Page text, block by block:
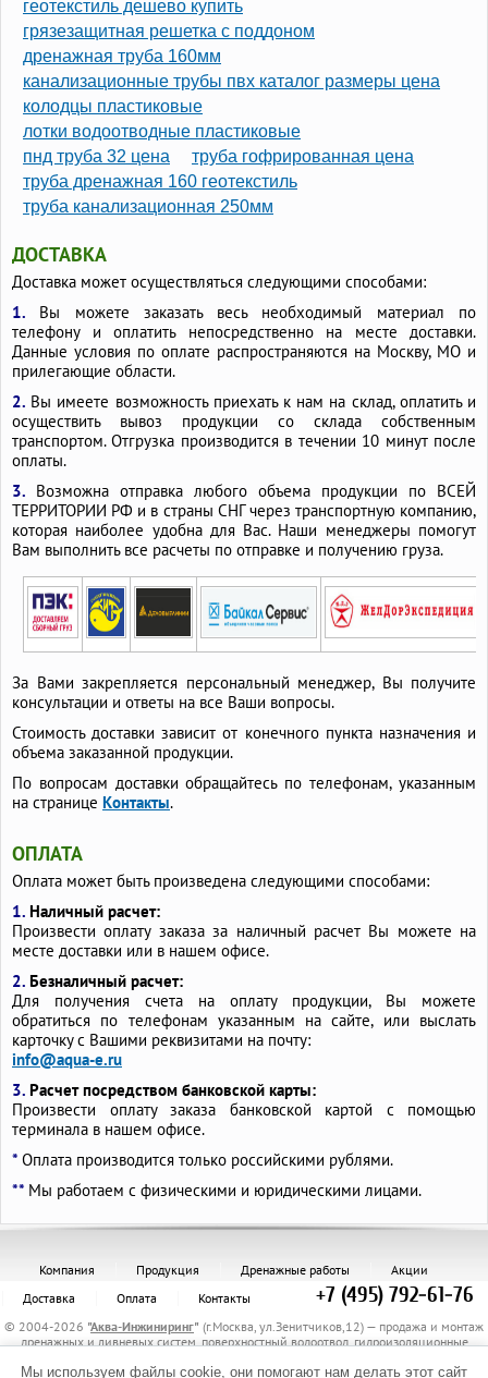
Пластиковые трубы для газа в частном доме
ПВХ трубы для газа
Гибкие газовые трубы
Газопроводные трубы
Газовые трубы желтые
геотекстиль дешево купить
грязезащитная решетка с поддоном
дренажная труба 160мм
канализационные трубы пвх каталог размеры цена
колодцы пластиковые
лотки водоотводные пластиковые
пнд труба 32 цена
труба гофрированная цена
труба дренажная 160 геотекстиль
труба канализационная 250мм
ДОСТАВКА
Доставка может осуществляться следующими способами:
1. Вы можете заказать весь необходимый материал по
телефону и оплатить непосредственно на месте доставки.
Данные условия по оплате распространяются на Москву, МО и
прилегающие области.
2. Вы имеете возможность приехать к нам на склад, оплатить и
осуществить вывоз продукции со склада собственным
транспортом. Отгрузка производится в течении 10 минут после
оплаты.
3. Возможна отправка любого объема продукции по ВСЕЙ
ТЕРРИТОРИИ РФ и в страны СНГ через транспортную компанию,
которая наиболее удобна для Вас. Наши менеджеры помогут
Вам выполнить все расчеты по отправке и получению груза.
За Вами закрепляется персональный менеджер, Вы получите
консультации и ответы на все Ваши вопросы.
Стоимость доставки зависит от конечного пункта назначения и
объема заказанной продукции.
По вопросам доставки обращайтесь по телефонам, указанным
на странице Контакты.
ОПЛАТА
Оплата может быть произведена следующими способами:
1. Наличный расчет:
Произвести оплату заказа за наличный расчет Вы можете на
месте доставки или в нашем офисе.
2. Безналичный расчет:
Для получения счета на оплату продукции, Вы можете
обратиться по телефонам указанным на сайте, или выслать
карточку с Вашими реквизитами на почту:
info@aqua-e.ru
3. Расчет посредством банковской карты:
Произвести оплату заказа банковской картой с помощью
терминала в нашем офисе.
* Оплата производится только российскими рублями.
** Мы работаем с физическими и юридическими лицами.
Компания Продукция Дренажные работы
Акции
Доставка
Оплата Контакты +7 (495) 792-61-76
© 2004-2026 "Аква-Инжиниринг" (г.Москва, ул.Зенитчиков,12) — продажа и монтаж
дренажных и ливневых систем, поверхностный водоотвод, гидроизоляционные
для укрепления грунта, электрообогрев трубопроводов.
Мы используем файлы cookie, они помогают нам делать этот сайт